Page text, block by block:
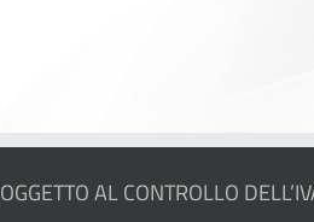
AL CONTROLLO